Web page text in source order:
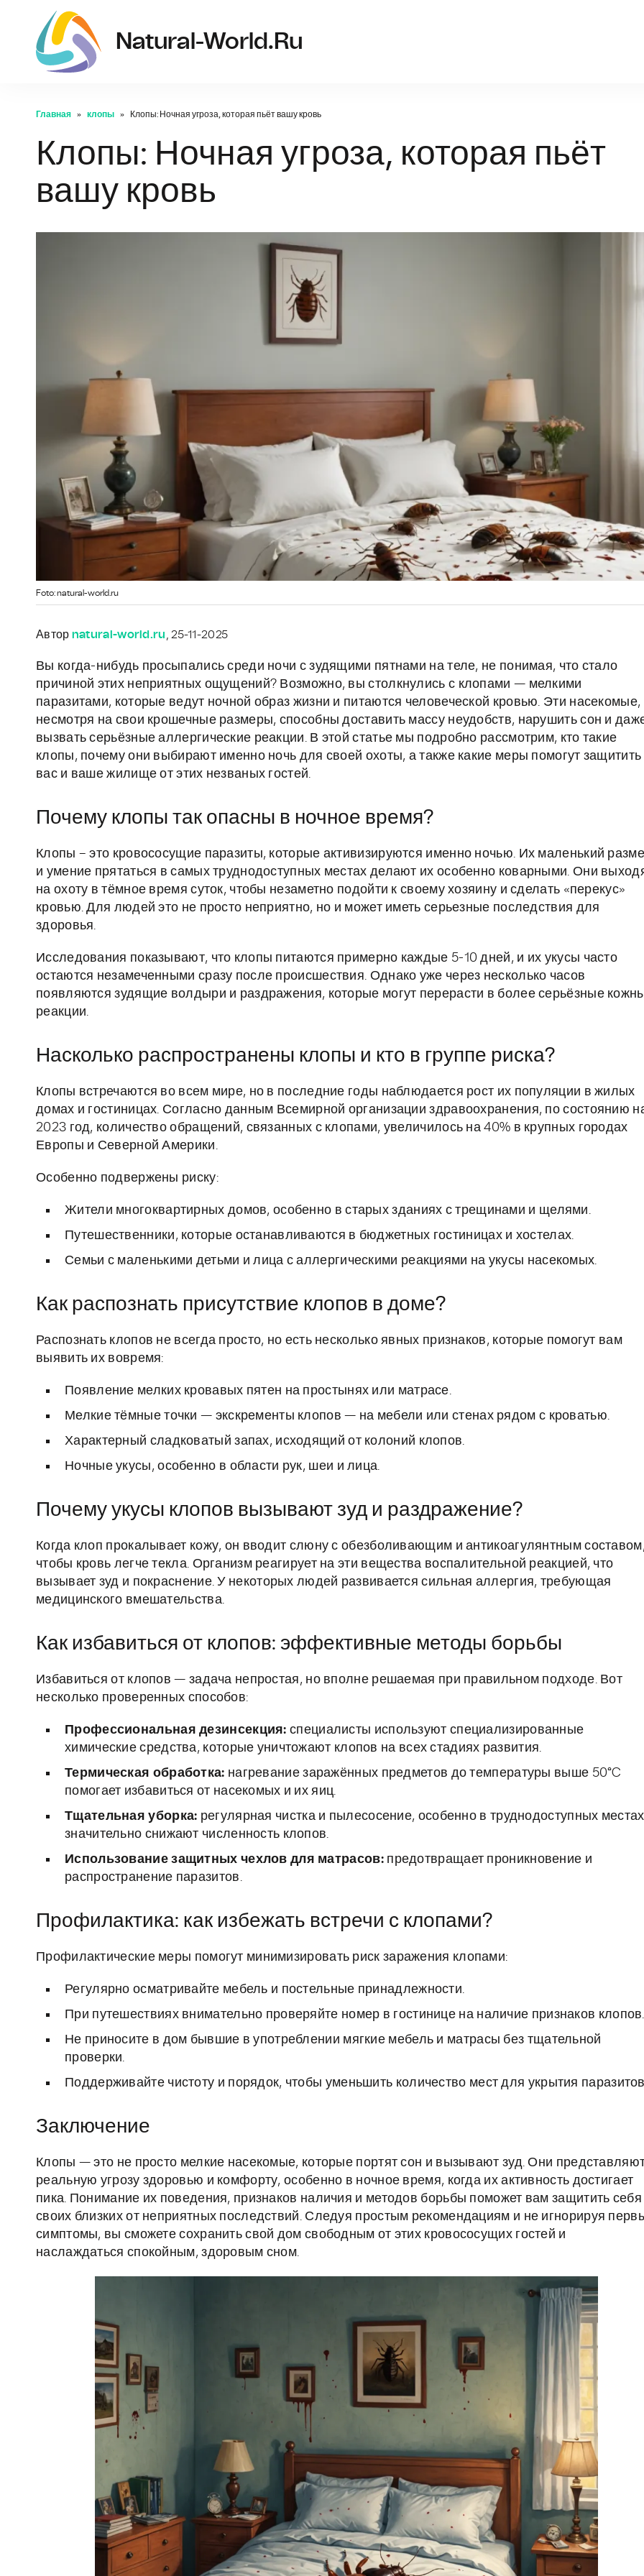
Natural-World.ru
Главная клопы Клопы: Ночная угроза, которая пьёт вашу кровь
Клопы: Ночная угроза, которая пьёт
вашу кровь
Foto: natural-world.ru
Автор natural-world.ru, 25-11-2025
Вы когда-нибудь просыпались среди ночи с зудящими пятнами на теле, не понимая, что стало
причиной этих неприятных ощущений? Возможно, вы столкнулись с клопами — мелкими
паразитами, которые ведут ночной образ жизни и питаются человеческой кровью. Эти насекомые,
несмотря на свои крошечные размеры, способны доставить массу неудобств, нарушить сон и
вызвать серьёзные аллергические реакции. В этой статье мы подробно рассмотрим, кто такие
клопы, почему они выбирают именно ночь для своей охоты, а также какие меры помогут защитить
вас и ваше жилище от этих незваных гостей.
Почему клопы так опасны в ночное время?
Клопы – это кровососущие паразиты, которые активизируются именно ночью. Их маленький
и умение прятаться в самых труднодоступных местах делают их особенно коварными. Они
на охоту в тёмное время суток, чтобы незаметно подойти к своему хозяину и сделать «перекус»
кровью. Для людей это не просто неприятно, но и может иметь серьезные последствия для
здоровья.
Исследования показывают, что клопы питаются примерно каждые 5-10 дней, и их укусы часто
остаются незамеченными сразу после происшествия. Однако уже через несколько часов
появляются зудящие волдыри и раздражения, которые могут перерасти в более серьёзные
реакции.
Насколько распространены клопы и кто в группе риска?
Клопы встречаются во всем мире, но в последние годы наблюдается рост их популяции в жилых
домах и гостиницах. Согласно данным Всемирной организации здравоохранения, по состоянию
2023 год, количество обращений, связанных с клопами, увеличилось на 40% в крупных городах
Европы и Северной Америки.
Особенно подвержены риску:
Жители многоквартирных домов, особенно в старых зданиях с трещинами и щелями.
Путешественники, которые останавливаются в бюджетных гостиницах и хостелах.
Семьи с маленькими детьми и лица с аллергическими реакциями на укусы насекомых.
Как распознать присутствие клопов в доме?
Распознать клопов не всегда просто, но есть несколько явных признаков, которые помогут вам
выявить их вовремя:
Появление мелких кровавых пятен на простынях или матрасе.
Мелкие тёмные точки — экскременты клопов — на мебели или стенах рядом с кроватью.
Характерный сладковатый запах, исходящий от колоний клопов.
Ночные укусы, особенно в области рук, шеи и лица.
Почему укусы клопов вызывают зуд и раздражение?
Когда клоп прокалывает кожу, он вводит слюну с обезболивающим и антикоагулянтным
чтобы кровь легче текла. Организм реагирует на эти вещества воспалительной реакцией, что
вызывает зуд и покраснение. У некоторых людей развивается сильная аллергия, требующая
медицинского вмешательства.
Как избавиться от клопов: эффективные методы борьбы
Избавиться от клопов — задача непростая, но вполне решаемая при правильном подходе. Вот
несколько проверенных способов:
Профессиональная дезинсекция: специалисты используют специализированные
химические средства, которые уничтожают клопов на всех стадиях развития.
Термическая обработка: нагревание заражённых предметов до температуры выше 50°C
помогает избавиться от насекомых и их яиц.
Тщательная уборка: регулярная чистка и пылесосение, особенно в труднодоступных
значительно снижают численность клопов.
Использование защитных чехлов для матрасов:предотвращает проникновение и
распространение паразитов.
Профилактика: как избежать встречи с клопами?
Профилактические меры помогут минимизировать риск заражения клопами:
Регулярно осматривайте мебель и постельные принадлежности.
При путешествиях внимательно проверяйте номер в гостинице на наличие признаков клопов.
Не приносите в дом бывшие в употреблении мягкие мебель и матрасы без тщательной
проверки.
Поддерживайте чистоту и порядок, чтобы уменьшить количество мест для укрытия
Заключение
Клопы — это не просто мелкие насекомые, которые портят сон и вызывают зуд. Они
реальную угрозу здоровью и комфорту, особенно в ночное время, когда их активность достигает
пика. Понимание их поведения, признаков наличия и методов борьбы поможет вам защитить себя
своих близких от неприятных последствий. Следуя простым рекомендациям и не игнорируя
симптомы, вы сможете сохранить свой дом свободным от этих кровососущих гостей и
наслаждаться спокойным, здоровым сном.